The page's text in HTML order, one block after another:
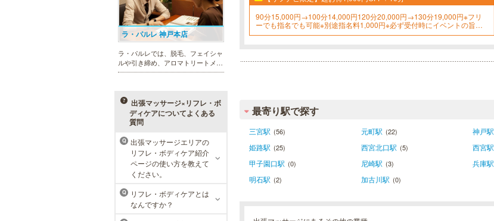
ラ・パルレ 神戸本店
ラ・パルレでは、脱毛、フェイシャ
ルや引き締め、アロマトリートメン
ト、本格的なダイエットコース等、
回限定体験コースも多数取り揃えて
おります。
メンズリゼクリニック 神戸三
宮院
メンズリゼクリニックの永久脱毛が
全国で受けられます。多くの男性患
者様にご支持頂き、新宿1院から始
まったメンズリゼクリニックが、現
在では提携院含め全国10院を展開す
るクリニックになりました。
出張マッサージ×リフレ・ボ
ディケアについてよくある
質問
Q
出張マッサージエリアの
リフレ・ボディケア紹介
ページの使い方を教えて
ください。
Q
リフレ・ボディケアとは
なんですか？
90分15,000円→100分14,000円120分20,000円→130分19,000円※フリ
ーでも指名でも可能※別途指名料1,000円※必ず受付時にイベントの旨を
お申し付けください
最寄り駅で探す
三宮駅 (56) 元町駅 (22) 神戸駅
姫路駅 (25) 西宮北口駅 (5) 西宮駅
甲子園口駅 (0) 尼崎駅 (3) 兵庫駅
明石駅 (2) 加古川駅 (0)